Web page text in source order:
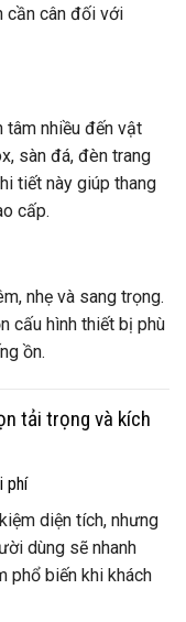
cần cân đối với
nhiều đến vật
sàn đá, đèn trang
tiết này giúp thang
cấp.
nhẹ và sang trọng.
cấu hình thiết bị phù
ồn.
tải trọng và kích
phí
diện tích, nhưng
dùng sẽ nhanh
phổ biến khi khách